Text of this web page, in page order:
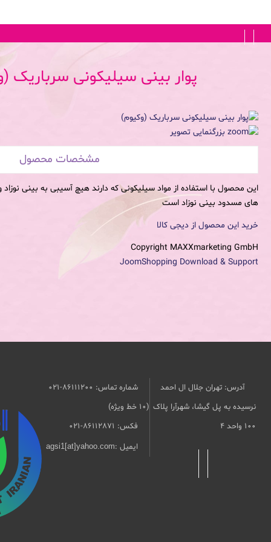
پوار بینی سیلیکونی سرباریک
بزرگنمایی تصویر
مشخصات محصول
این محصول با استفاده از مواد سیلیکونی که دارند هیچ آسیبی به بینی نوزاد
های مسدود بینی نوزاد است
خرید این محصول از دیجی کالا
Copyright MAXXmarketing GmbH
JoomShopping Download & Support
آدرس: تهران جلال ال احمد
نرسیده به پل گیشا، شهرآرا پلاک
۱۰۰ واحد ۴
شماره تماس: 86111200-021
(10 خط ویژه)
فکس: 86112871-021
ایمیل :agsi1[at]yahoo.com